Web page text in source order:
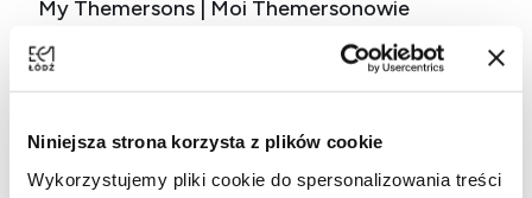
Niniejsza strona korzysta z plików cookie
Wykorzystujemy pliki cookie do spersonalizowania treści
My Themersons | Moi Themersonowie
reż. Marcin Borchardt - MDAG: premiera światowa